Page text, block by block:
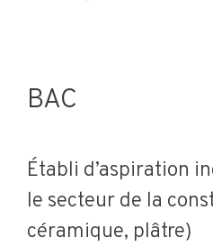
BAC
Établi d’aspiration
le secteur de la
céramique, plâtre)